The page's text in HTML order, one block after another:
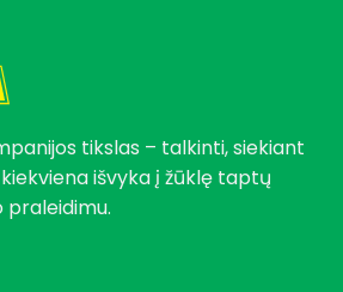
tikslas – talkinti, siekiant
išvyka į žūklę taptų
praleidimu.